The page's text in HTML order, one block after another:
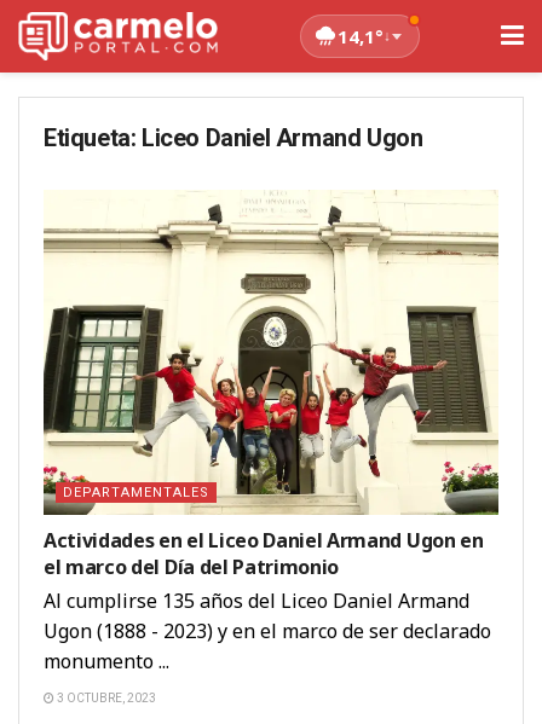
14,1°↓
Etiqueta: Liceo Daniel Armand Ugon
DEPARTAMENTALES
Actividades en el Liceo Daniel Armand Ugon en
el marco del Día del Patrimonio
Al cumplirse 135 años del Liceo Daniel Armand
Ugon (1888 - 2023) y en el marco de ser declarado
monumento ...
3 OCTUBRE, 2023